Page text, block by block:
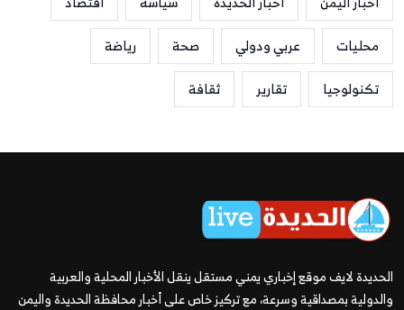
محليات
عربي ودولي صحة
رياضة
تكنولوجيا
تقارير ثقافة
الحديدة لايف موقع إخباري يمني مستقل ينقل الأخبار المحلية والعربية
والدولية بمصداقية وسرعة، مع تركيز خاص على أخبار محافظة الحديدة واليمن